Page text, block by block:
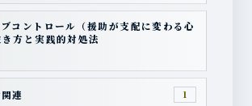
コントロール（援助が支配に変わる心
方と実践的対処法
連 1